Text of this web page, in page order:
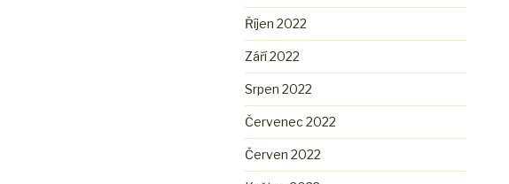
Říjen 2022
Září 2022
Srpen 2022
Červenec 2022
Červen 2022